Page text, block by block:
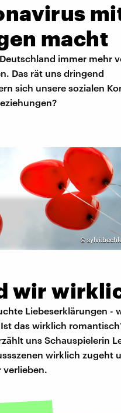
macht
immer mehr
Das rät uns dringend
sich unsere sozialen
©
wir
Liebeserklärungen -
das wirklich
uns Schauspielerin
wirklich zugeht
verlieben.